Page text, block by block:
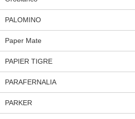
PALOMINO
Paper Mate
PAPIER TIGRE
PARAFERNALIA
PARKER